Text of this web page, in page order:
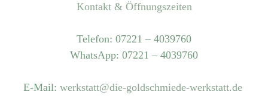
Kontakt & Öffnungszeiten
Telefon: 07221 – 4039760
WhatsApp: 07221 – 4039760
E-Mail: werkstatt@die-goldschmiede-werkstatt.de